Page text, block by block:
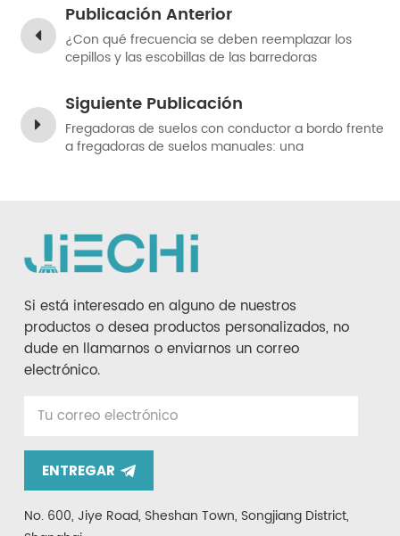
Publicación Anterior
¿Con qué frecuencia se deben reemplazar los
cepillos y las escobillas de las barredoras
Siguiente Publicación
Fregadoras de suelos con conductor a bordo frente
a fregadoras de suelos manuales: una
Si está interesado en alguno de nuestros
productos o desea productos personalizados, no
dude en llamarnos o enviarnos un correo
electrónico.
ENTREGAR
No. 600, Jiye Road, Sheshan Town, Songjiang District,